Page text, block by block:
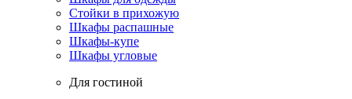
Стойки в прихожую
Шкафы распашные
Шкафы-купе
Шкафы угловые
Для гостиной